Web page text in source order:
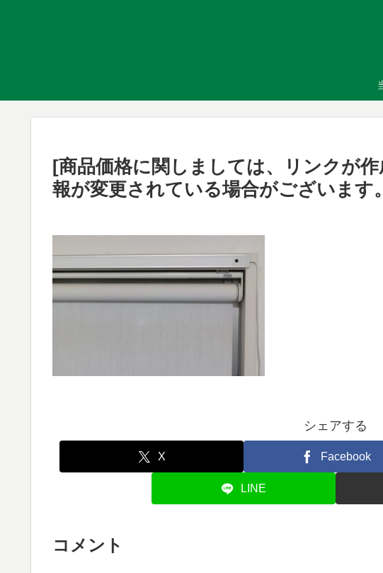
[商品価格に関しましては、リンクが
報が変更されている場合がございます
シェアする
X Facebook
LINE
コメント